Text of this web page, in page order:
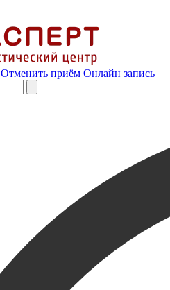
Отменить приём Онлайн запись